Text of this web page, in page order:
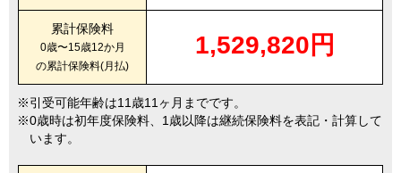
累計保険料
0歳〜15歳12か月
の累計保険料(月払)
1,529,820円
引受可能年齢は11歳11ヶ月までです。
0歳時は初年度保険料、1歳以降は継続保険料を表記・計算して
います。